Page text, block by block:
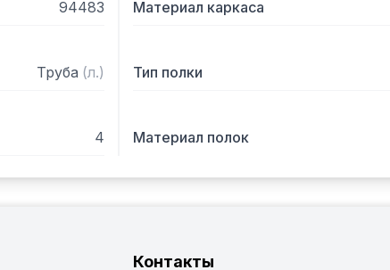
94483 Материал каркаса
Труба (л.) Тип полки
4 Материал полок
Контакты